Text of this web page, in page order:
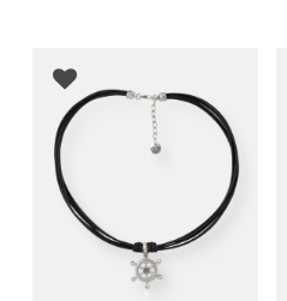
Añadir a favoritos